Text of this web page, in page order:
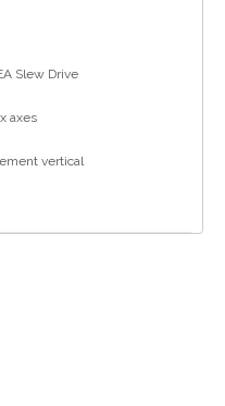
Slew Drive
axes
vertical